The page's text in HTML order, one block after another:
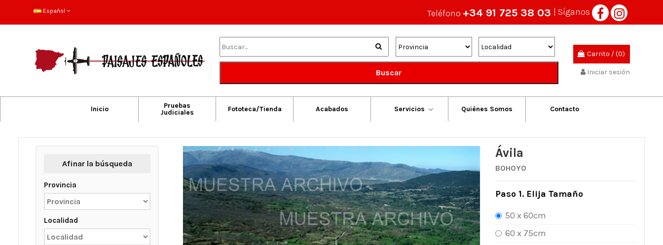
Español Teléfono +34 91 725 38 03 | Síganos
Buscar
Carrito /(0)
Iniciar sesión
Inicio
Pruebas
Judiciales
Fototeca/Tienda Acabados Servicios Quiénes Somos Contacto
Afinar la búsqueda
Provincia
Localidad
Ávila
BOHOYO
Paso 1. Elija Tamaño
50 x 60cm
60 x 75cm